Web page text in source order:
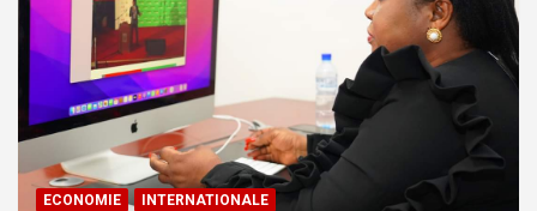
ECONOMIE INTERNATIONALE